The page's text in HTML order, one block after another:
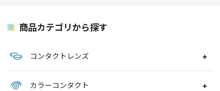
商品カテゴリから探す
コンタクトレンズ
カラーコンタクト